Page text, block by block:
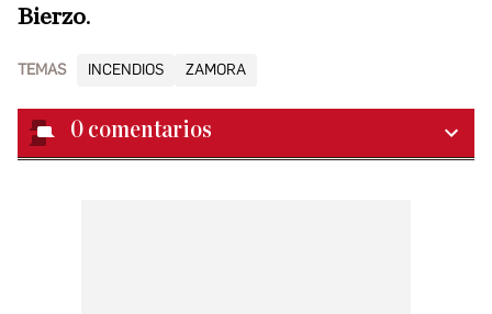
Bierzo.
TEMAS INCENDIOS ZAMORA
0 comentarios